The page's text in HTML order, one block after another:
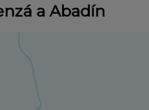
a Abadín